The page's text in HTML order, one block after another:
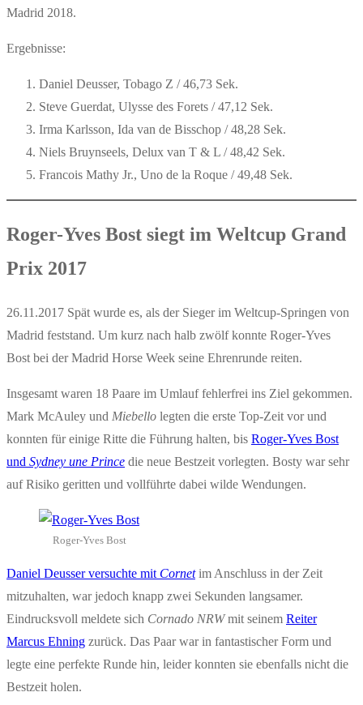
Madrid 2018.
Ergebnisse:
Daniel Deusser, Tobago Z / 46,73 Sek.
Steve Guerdat, Ulysse des Forets / 47,12 Sek.
Irma Karlsson, Ida van de Bisschop / 48,28 Sek.
Niels Bruynseels, Delux van T & L / 48,42 Sek.
Francois Mathy Jr., Uno de la Roque / 49,48 Sek.
Roger-Yves Bost siegt im Weltcup Grand
Prix 2017
26.11.2017 Spät wurde es, als der Sieger im Weltcup-Springen von
Madrid feststand. Um kurz nach halb zwölf konnte Roger-Yves
Bost bei der Madrid Horse Week seine Ehrenrunde reiten.
Insgesamt waren 18 Paare im Umlauf fehlerfrei ins Ziel gekommen.
Mark McAuley und Miebello legten die erste Top-Zeit vor und
konnten für einige Ritte die Führung halten, bis Roger-Yves Bost
und Sydney une Prince die neue Bestzeit vorlegten. Bosty war sehr
auf Risiko geritten und vollführte dabei wilde Wendungen.
Roger-Yves Bost
Daniel Deusser versuchte mit Cornetim Anschluss in der Zeit
mitzuhalten, war jedoch knapp zwei Sekunden langsamer.
Eindrucksvoll meldete sich Cornado NRWmit seinem Reiter
Marcus Ehning zurück. Das Paar war in fantastischer Form und
legte eine perfekte Runde hin, leider konnten sie ebenfalls nicht die
Bestzeit holen.